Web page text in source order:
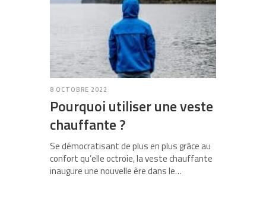
8 OCTOBRE 2022
Pourquoi utiliser une veste
chauffante ?
Se démocratisant de plus en plus grâce au
confort qu’elle octroie, la veste chauffante
inaugure une nouvelle ère dans le…